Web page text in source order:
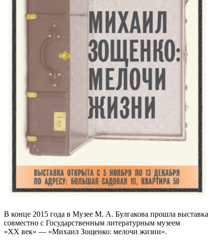
В конце 2015 года в Музее М. А. Булгакова прошла выставка
совместно с Государственным литературным музеем
«XX век» — «Михаил Зощенко: мелочи жизни».